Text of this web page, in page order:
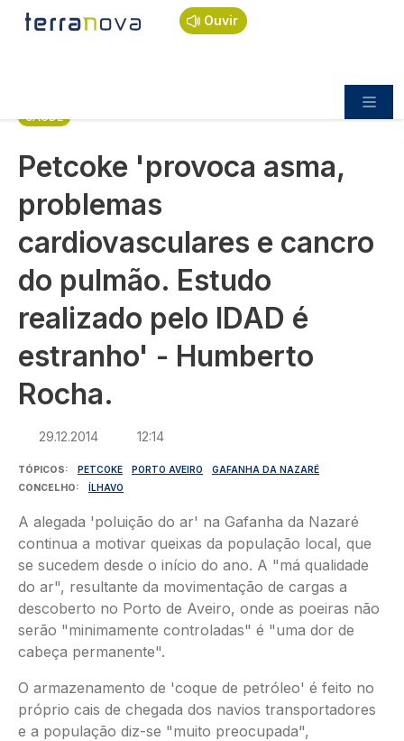
Passar para o conteúdo principal
Ouvir
Navegação estrutural
Início
Saúde
Petcoke 'provoca asma, problemas
SAÚDE
Petcoke 'provoca asma,
problemas
cardiovasculares e cancro
do pulmão. Estudo
realizado pelo IDAD é
estranho' - Humberto
Rocha.
29.12.2014 12:14
TÓPICOS PETCOKE PORTO AVEIRO
GAFANHA DA NAZARÉ
CONCELHO
ÍLHAVO
A alegada 'poluição do ar' na Gafanha da Nazaré
continua a motivar queixas da população local, que
se sucedem desde o início do ano. A "má qualidade
do ar", resultante da movimentação de cargas a
descoberto no Porto de Aveiro, onde as poeiras não
serão "minimamente controladas" é "uma dor de
cabeça permanente".
O armazenamento de 'coque de petróleo' é feito no
próprio cais de chegada dos navios transportadores
e a população diz-se "muito preocupada",